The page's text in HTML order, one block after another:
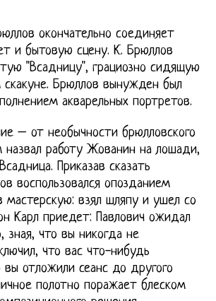
окончательно соединяет
и бытовую сцену. К. Брюллов
"Всадницу", грациозно сидящую
скакуне. Брюллов вынужден был
акварельных портретов.
– от необычности брюлловского
назвал работу Жованин на лошади,
Приказав сказать
воспользовался опозданием
мастерскую: взял шляпу и ушел со
Карл приедет: Павлович ожидал
зная, что вы никогда не
что вас что-нибудь
отложили сеанс до другого
полотно поражает блеском